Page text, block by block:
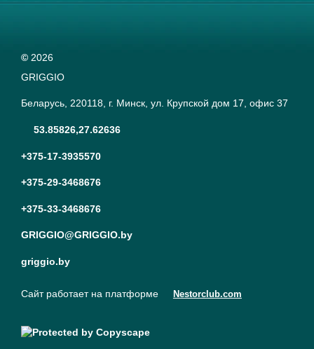
© 2026
GRIGGIO
Беларусь, 220118, г. Минск, ул. Крупской дом 17, офис 37
53.85826,27.62636
+375-17-3935570
+375-29-3468676
+375-33-3468676
GRIGGIO@GRIGGIO.by
griggio.by
Сайт работает на платформе Nestorclub.com